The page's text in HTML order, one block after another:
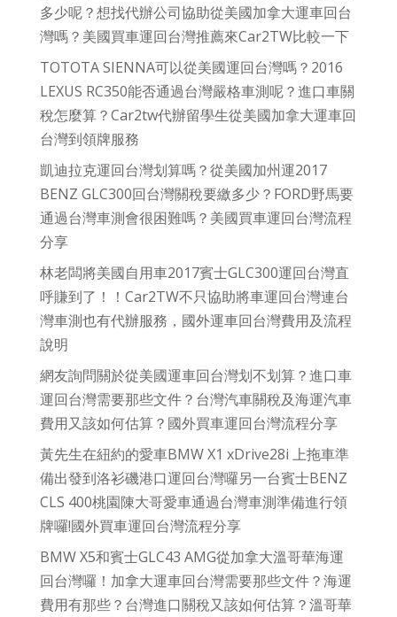
多少呢？想找代辦公司協助從美國加拿大運車回台
灣嗎？美國買車運回台灣推薦來Car2TW比較一下
TOTOTA SIENNA可以從美國運回台灣嗎？2016
LEXUS RC350能否通過台灣嚴格車測呢？進口車關
稅怎麼算？Car2tw代辦留學生從美國加拿大運車回
台灣到領牌服務
凱迪拉克運回台灣划算嗎？從美國加州運2017
BENZ GLC300回台灣關稅要繳多少？FORD野馬要
通過台灣車測會很困難嗎？美國買車運回台灣流程
分享
林老闆將美國自用車2017賓士GLC300運回台灣直
呼賺到了！！Car2TW不只協助將車運回台灣連台
灣車測也有代辦服務，國外運車回台灣費用及流程
說明
網友詢問關於從美國運車回台灣划不划算？進口車
運回台灣需要那些文件？台灣汽車關稅及海運汽車
費用又該如何估算？國外買車運回台灣流程分享
黃先生在紐約的愛車BMW X1 xDrive28i 上拖車準
備出發到洛衫磯港口運回台灣囉另一台賓士BENZ
CLS 400桃園陳大哥愛車通過台灣車測準備進行領
牌囉!國外買車運回台灣流程分享
BMW X5和賓士GLC43 AMG從加拿大溫哥華海運
回台灣囉！加拿大運車回台灣需要那些文件？海運
費用有那些？台灣進口關稅又該如何估算？溫哥華